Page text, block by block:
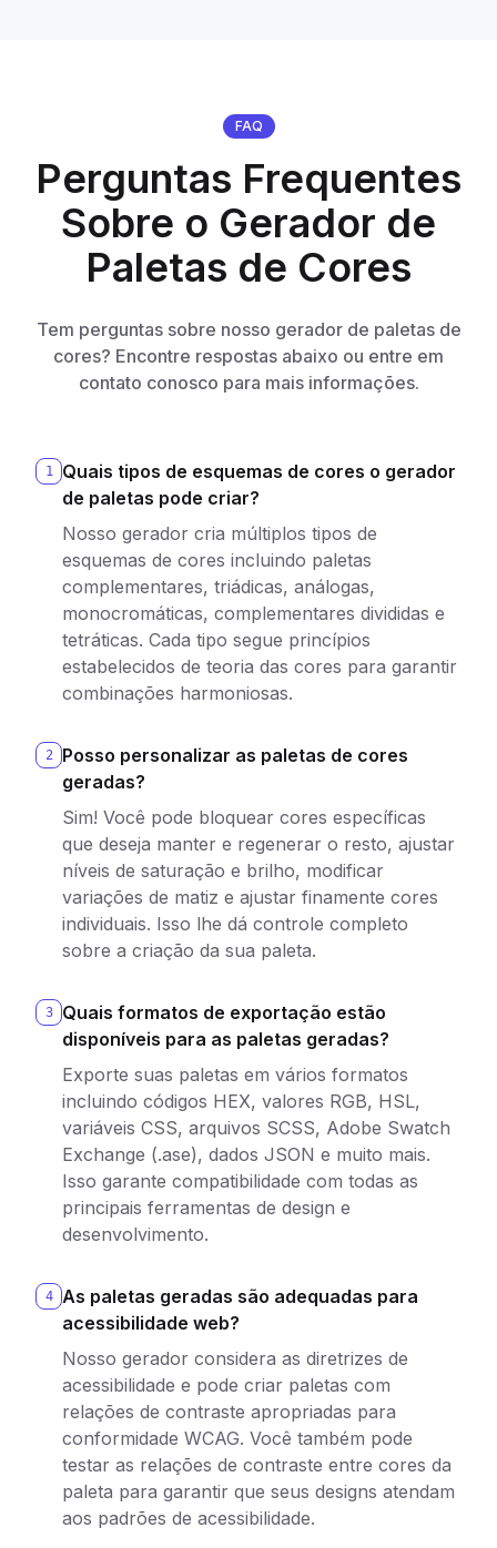
FAQ
Perguntas Frequentes
Sobre o Gerador de
Paletas de Cores
Tem perguntas sobre nosso gerador de paletas de
cores? Encontre respostas abaixo ou entre em
contato conosco para mais informações.
1
Quais tipos de esquemas de cores o gerador
de paletas pode criar?
Nosso gerador cria múltiplos tipos de
esquemas de cores incluindo paletas
complementares, triádicas, análogas,
monocromáticas, complementares divididas e
tetráticas. Cada tipo segue princípios
estabelecidos de teoria das cores para garantir
combinações harmoniosas.
2
Posso personalizar as paletas de cores
geradas?
Sim! Você pode bloquear cores específicas
que deseja manter e regenerar o resto, ajustar
níveis de saturação e brilho, modificar
variações de matiz e ajustar finamente cores
individuais. Isso lhe dá controle completo
sobre a criação da sua paleta.
3
Quais formatos de exportação estão
disponíveis para as paletas geradas?
Exporte suas paletas em vários formatos
incluindo códigos HEX, valores RGB, HSL,
variáveis CSS, arquivos SCSS, Adobe Swatch
Exchange (.ase), dados JSON e muito mais.
Isso garante compatibilidade com todas as
principais ferramentas de design e
desenvolvimento.
4
As paletas geradas são adequadas para
acessibilidade web?
Nosso gerador considera as diretrizes de
acessibilidade e pode criar paletas com
relações de contraste apropriadas para
conformidade WCAG. Você também pode
testar as relações de contraste entre cores da
paleta para garantir que seus designs atendam
aos padrões de acessibilidade.